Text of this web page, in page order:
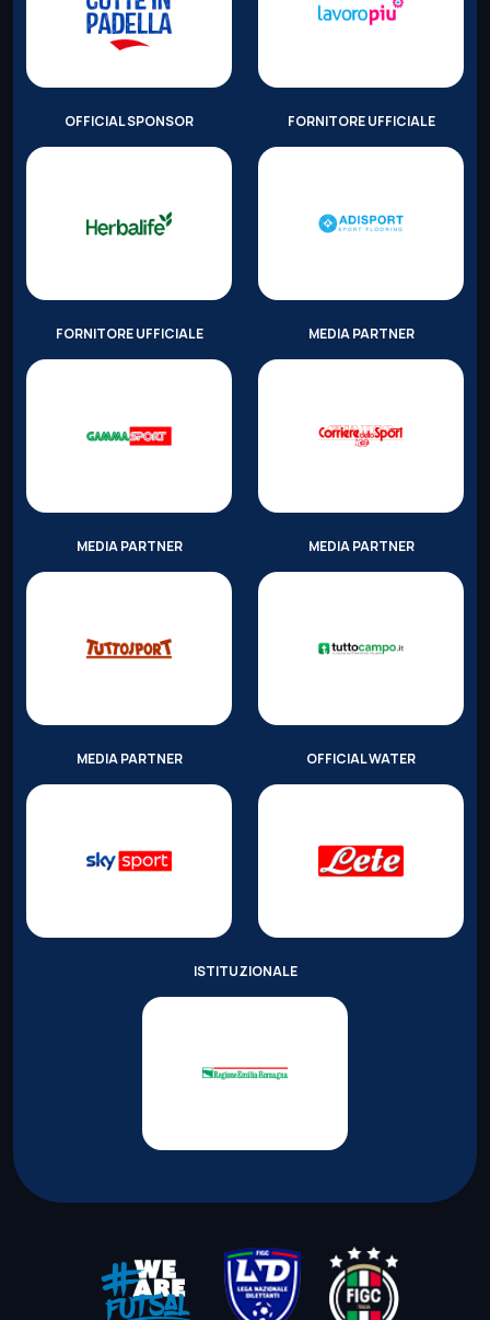
OFFICIAL SPONSOR FORNITORE UFFICIALE
FORNITORE UFFICIALE MEDIA PARTNER
MEDIA PARTNER MEDIA PARTNER
MEDIA PARTNER OFFICIAL WATER
ISTITUZIONALE